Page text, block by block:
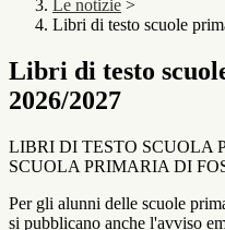
Le notizie >
Libri di testo scuole
Libri di testo
2026/2027
LIBRI DI TESTO SCUOLA
SCUOLA PRIMARIA DI
Per gli alunni delle scuole
si pubblicano anche l'avviso